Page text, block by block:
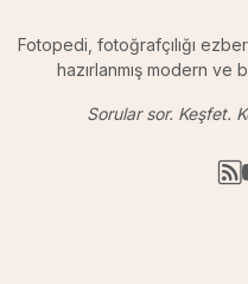
Fotopedi, fotoğrafçılığı
hazırlanmış modern ve
Sorular sor. Keşfet.